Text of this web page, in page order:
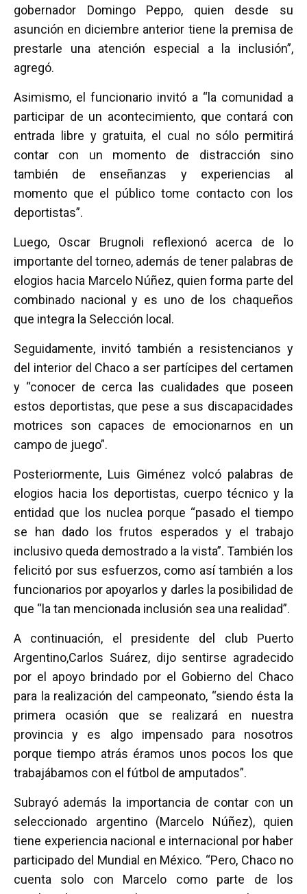
gobernador Domingo Peppo, quien desde su
asunción en diciembre anterior tiene la premisa de
prestarle una atención especial a la inclusión”,
agregó.
Asimismo, el funcionario invitó a “la comunidad a
participar de un acontecimiento, que contará con
entrada libre y gratuita, el cual no sólo permitirá
contar con un momento de distracción sino
también de enseñanzas y experiencias al
momento que el público tome contacto con los
deportistas”.
Luego, Oscar Brugnoli reflexionó acerca de lo
importante del torneo, además de tener palabras de
elogios hacia Marcelo Núñez, quien forma parte del
combinado nacional y es uno de los chaqueños
que integra la Selección local.
Seguidamente, invitó también a resistencianos y
del interior del Chaco a ser partícipes del certamen
y “conocer de cerca las cualidades que poseen
estos deportistas, que pese a sus discapacidades
motrices son capaces de emocionarnos en un
campo de juego”.
Posteriormente, Luis Giménez volcó palabras de
elogios hacia los deportistas, cuerpo técnico y la
entidad que los nuclea porque “pasado el tiempo
se han dado los frutos esperados y el trabajo
inclusivo queda demostrado a la vista”. También los
felicitó por sus esfuerzos, como así también a los
funcionarios por apoyarlos y darles la posibilidad de
que “la tan mencionada inclusión sea una realidad”.
A continuación, el presidente del club Puerto
Argentino,Carlos Suárez, dijo sentirse agradecido
por el apoyo brindado por el Gobierno del Chaco
para la realización del campeonato, “siendo ésta la
primera ocasión que se realizará en nuestra
provincia y es algo impensado para nosotros
porque tiempo atrás éramos unos pocos los que
trabajábamos con el fútbol de amputados”.
Subrayó además la importancia de contar con un
seleccionado argentino (Marcelo Núñez), quien
tiene experiencia nacional e internacional por haber
participado del Mundial en México. “Pero, Chaco no
cuenta solo con Marcelo como parte de los